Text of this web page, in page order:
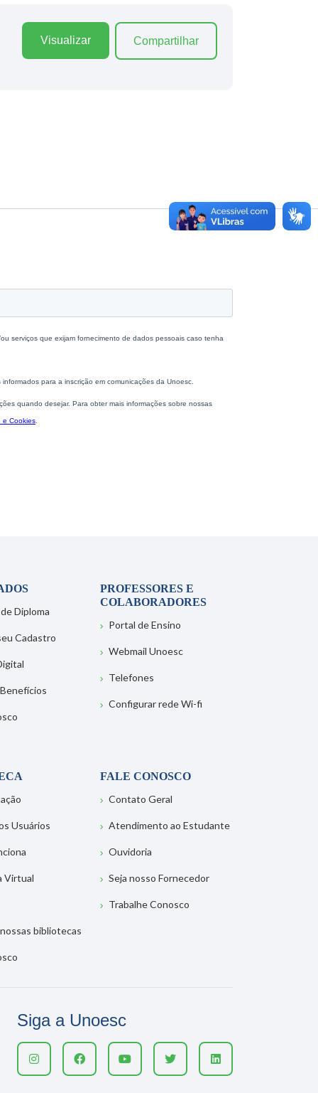
Visualizar Compartilhar
Diploma
Cadastro
PROFESSORES E
COLABORADORES
Portal de Ensino
Webmail Unoesc
Telefones
Configurar rede Wi-fi
Usuários
Virtual
bibliotecas
FALE CONOSCO
Contato Geral
Atendimento ao Estudante
Ouvidoria
Seja nosso Fornecedor
Trabalhe Conosco
Siga a Unoesc